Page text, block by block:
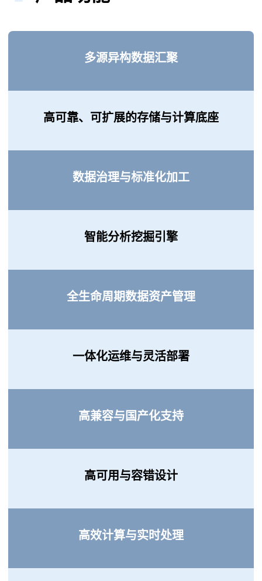
多源异构数据汇聚
高可靠、可扩展的存储与计算底座
数据治理与标准化加工
智能分析挖掘引擎
全生命周期数据资产管理
一体化运维与灵活部署
高兼容与国产化支持
高可用与容错设计
高效计算与实时处理